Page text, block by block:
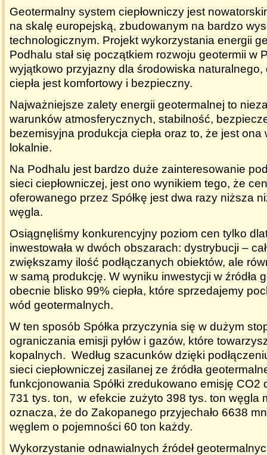
Geotermalny system ciepłowniczy jest
na skalę europejską, zbudowanym na bardzo
technologicznym. Projekt wykorzystania energii
Podhalu stał się początkiem rozwoju geotermii w
wyjątkowo przyjazny dla środowiska naturalnego,
ciepła jest komfortowy i bezpieczny.
Najważniejsze zalety energii geotermalnej to
warunków atmosferycznych, stabilność,
bezemisyjna produkcja ciepła oraz to, że jest ona
lokalnie.
Na Podhalu jest bardzo duże zainteresowanie
sieci ciepłowniczej, jest ono wynikiem tego, że
oferowanego przez Spółkę jest dwa razy niższa
węgla.
Osiągnęliśmy konkurencyjny poziom cen tylko
inwestowała w dwóch obszarach: dystrybucji –
zwiększamy ilość podłączanych obiektów, ale
w samą produkcję. W wyniku inwestycji w źródła
obecnie blisko 99% ciepła, które sprzedajemy
wód geotermalnych.
W ten sposób Spółka przyczynia się w dużym
ograniczania emisji pyłów i gazów, które
kopalnych. Według szacunków dzięki
sieci ciepłowniczej zasilanej ze źródła
funkcjonowania Spółki zredukowano emisję CO2
731 tys. ton, w efekcie zużyto 398 tys. ton węgla
oznacza, że do Zakopanego przyjechało 6638
węglem o pojemności 60 ton każdy.
Wykorzystanie odnawialnych źródeł